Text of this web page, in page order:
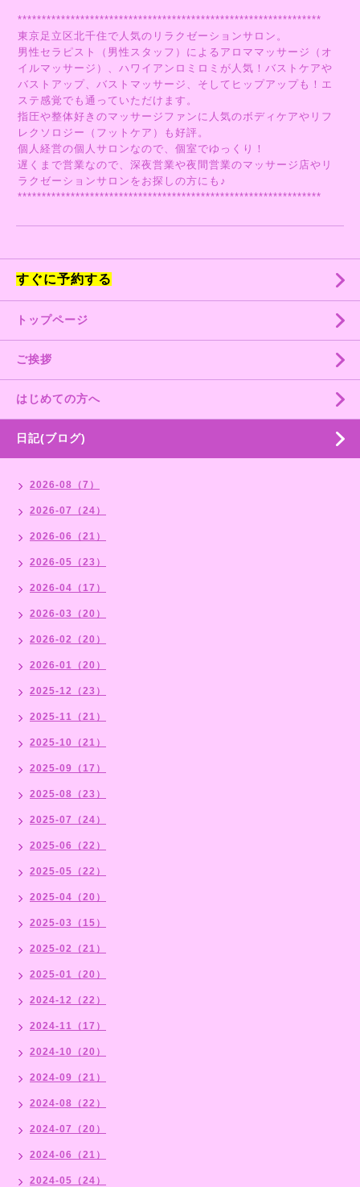
***************************************************************
東京足立区北千住で人気のリラクゼーションサロン。
男性セラピスト（男性スタッフ）によるアロママッサージ（オ
イルマッサージ）、ハワイアンロミロミが人気！バストケアや
バストアップ、バストマッサージ、そしてヒップアップも！エ
ステ感覚でも通っていただけます。
指圧や整体好きのマッサージファンに人気のボディケアやリフ
レクソロジー（フットケア）も好評。
個人経営の個人サロンなので、個室でゆっくり！
遅くまで営業なので、深夜営業や夜間営業のマッサージ店やリ
ラクゼーションサロンをお探しの方にも♪
***************************************************************
すぐに予約する
トップページ
ご挨拶
はじめての方へ
日記(ブログ)
2026-08（7）
2026-07（24）
2026-06（21）
2026-05（23）
2026-04（17）
2026-03（20）
2026-02（20）
2026-01（20）
2025-12（23）
2025-11（21）
2025-10（21）
2025-09（17）
2025-08（23）
2025-07（24）
2025-06（22）
2025-05（22）
2025-04（20）
2025-03（15）
2025-02（21）
2025-01（20）
2024-12（22）
2024-11（17）
2024-10（20）
2024-09（21）
2024-08（22）
2024-07（20）
2024-06（21）
2024-05（24）